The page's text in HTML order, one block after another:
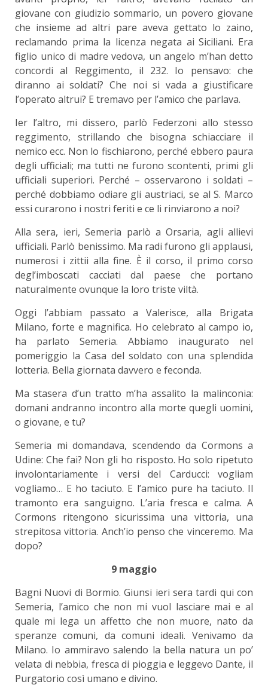
giovane con giudizio sommario, un povero giovane
che insieme ad altri pare aveva gettato lo zaino,
reclamando prima la licenza negata ai Siciliani. Era
figlio unico di madre vedova, un angelo m’han detto
concordi al Reggimento, il 232. Io pensavo: che
diranno ai soldati? Che noi si vada a giustificare
l’operato altrui? E tremavo per l’amico che parlava.
Ier l’altro, mi dissero, parlò Federzoni allo stesso
reggimento, strillando che bisogna schiacciare il
nemico ecc. Non lo fischiarono, perché ebbero paura
degli ufficiali; ma tutti ne furono scontenti, primi gli
ufficiali superiori. Perché – osservarono i soldati –
perché dobbiamo odiare gli austriaci, se al S. Marco
essi curarono i nostri feriti e ce li rinviarono a noi?
Alla sera, ieri, Semeria parlò a Orsaria, agli allievi
ufficiali. Parlò benissimo. Ma radi furono gli applausi,
numerosi i zittii alla fine. È il corso, il primo corso
degl’imboscati cacciati dal paese che portano
naturalmente ovunque la loro triste viltà.
Oggi l’abbiam passato a Valerisce, alla Brigata
Milano, forte e magnifica. Ho celebrato al campo io,
ha parlato Semeria. Abbiamo inaugurato nel
pomeriggio la Casa del soldato con una splendida
lotteria. Bella giornata davvero e feconda.
Ma stasera d’un tratto m’ha assalito la malinconia:
domani andranno incontro alla morte quegli uomini,
o giovane, e tu?
Semeria mi domandava, scendendo da Cormons a
Udine: Che fai? Non gli ho risposto. Ho solo ripetuto
involontariamente i versi del Carducci: vogliam
vogliamo… E ho taciuto. E l’amico pure ha taciuto. Il
tramonto era sanguigno. L’aria fresca e calma. A
Cormons ritengono sicurissima una vittoria, una
strepitosa vittoria. Anch’io penso che vinceremo. Ma
dopo?
9 maggio
Bagni Nuovi di Bormio. Giunsi ieri sera tardi qui con
Semeria, l’amico che non mi vuol lasciare mai e al
quale mi lega un affetto che non muore, nato da
speranze comuni, da comuni ideali. Venivamo da
Milano. Io ammiravo salendo la bella natura un po’
velata di nebbia, fresca di pioggia e leggevo Dante, il
Purgatorio così umano e divino.